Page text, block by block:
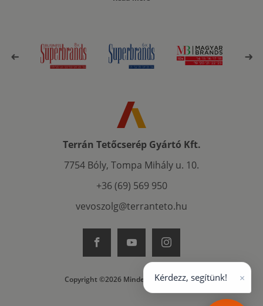
Terrán Tetőcserép Gyártó Kft.
7754 Bóly, Tompa Mihály u. 10.
+36 (69) 569 950
vevoszolg@terranteto.hu
Copyright ©2026 Minden jog fenntartva
Kérdezz, segítünk! ×